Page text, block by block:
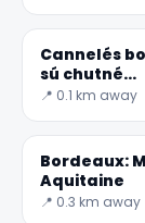
Cannelés
sú chutné
Francúzske
skutočnosti
qu
📍 0.1 km away
Bordeaux:
Aquitaine
📍 0.3 km away